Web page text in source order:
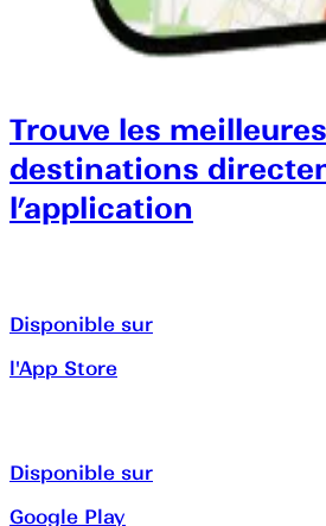
Trouve les meilleures
destinations
l’application
Disponible sur
l'App Store
Disponible sur
Google Play